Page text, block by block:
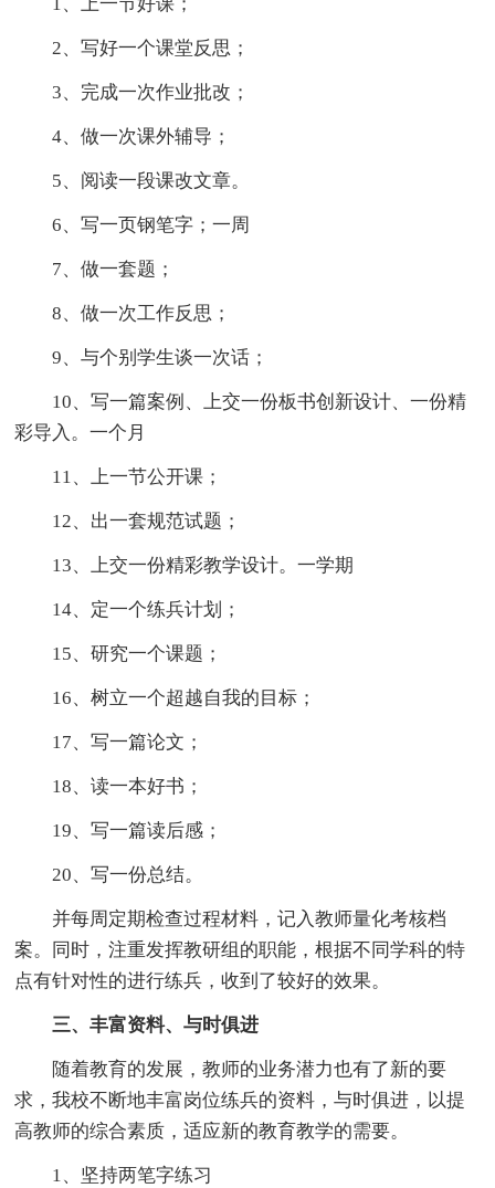
1、上一节好课；
2、写好一个课堂反思；
3、完成一次作业批改；
4、做一次课外辅导；
5、阅读一段课改文章。
6、写一页钢笔字；一周
7、做一套题；
8、做一次工作反思；
9、与个别学生谈一次话；
10、写一篇案例、上交一份板书创新设计、一份精
彩导入。一个月
11、上一节公开课；
12、出一套规范试题；
13、上交一份精彩教学设计。一学期
14、定一个练兵计划；
15、研究一个课题；
16、树立一个超越自我的目标；
17、写一篇论文；
18、读一本好书；
19、写一篇读后感；
20、写一份总结。
并每周定期检查过程材料，记入教师量化考核档
案。同时，注重发挥教研组的职能，根据不同学科的特
点有针对性的进行练兵，收到了较好的效果。
三、丰富资料、与时俱进
随着教育的发展，教师的业务潜力也有了新的要
求，我校不断地丰富岗位练兵的资料，与时俱进，以提
高教师的综合素质，适应新的教育教学的需要。
1、坚持两笔字练习